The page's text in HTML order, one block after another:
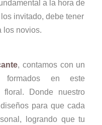
a la hora de
invitado, debe tener
los novios.
, contamos con un
formados en este
Donde nuestro
para que cada
logrando que tu